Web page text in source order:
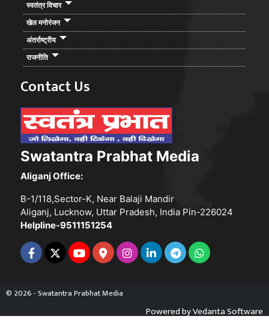
स्वतंत्र विचार
खेल मनोरंजन
अंतर्राष्ट्रीय
राजनीति
Contact Us
Swatantra Prabhat Media
Aliganj Office:
B-1/118,Sector-K, Near Balaji Mandir
Aliganj, Lucknow, Uttar Pradesh, India Pin-226024
Helpline-9511151254
© 2026 - Swatantra Prabhat Media
Powered byVedanta Software